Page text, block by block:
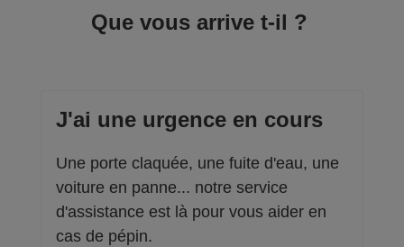
Que vous arrive t-il ?
J'ai une urgence en cours
Une porte claquée, une fuite d'eau, une
voiture en panne... notre service
d'assistance est là pour vous aider en
cas de pépin.